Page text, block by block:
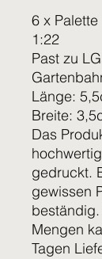
6 x Palette
1:22
Past zu
Länge:
Breite:
Das
gedruckt.
gewissen
Mengen
Tagen